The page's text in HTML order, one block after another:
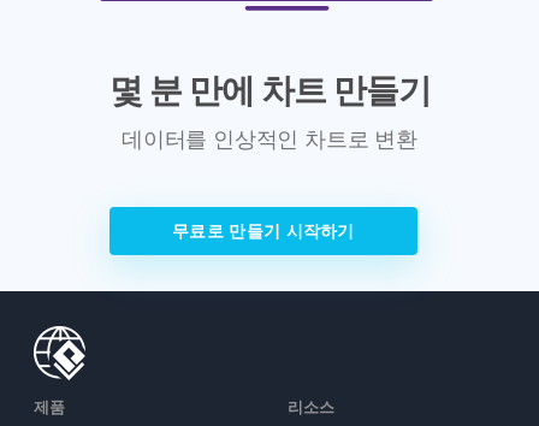
몇 분 만에 차트 만들기
데이터를 인상적인 차트로 변환
무료로 만들기 시작하기
제품 리소스